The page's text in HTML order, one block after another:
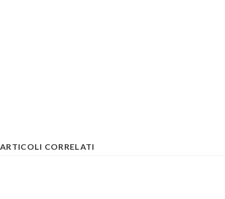
ARTICOLI CORRELATI